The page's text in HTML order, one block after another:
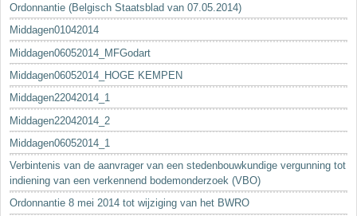
Ordonnantie (Belgisch Staatsblad van 07.05.2014)
Middagen01042014
Middagen06052014_MFGodart
Middagen06052014_HOGE KEMPEN
Middagen22042014_1
Middagen22042014_2
Middagen06052014_1
Verbintenis van de aanvrager van een stedenbouwkundige vergunning tot
indiening van een verkennend bodemonderzoek (VBO)
Ordonnantie 8 mei 2014 tot wijziging van het BWRO